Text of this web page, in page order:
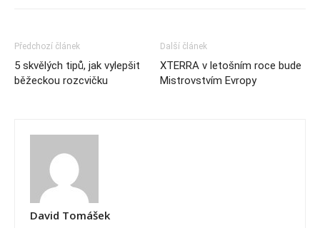
Předchozí článek
5 skvělých tipů, jak vylepšit
běžeckou rozcvičku
Další článek
XTERRA v letošním roce bude
Mistrovstvím Evropy
David Tomášek